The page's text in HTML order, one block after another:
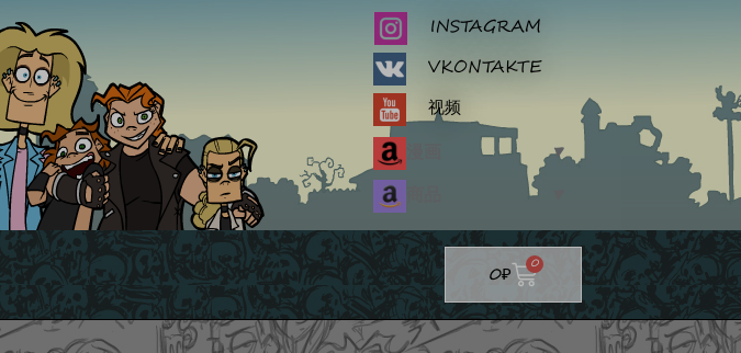
INSTAGRAM
VKONTAKTE
视频
▼
0₽ 0
Cart